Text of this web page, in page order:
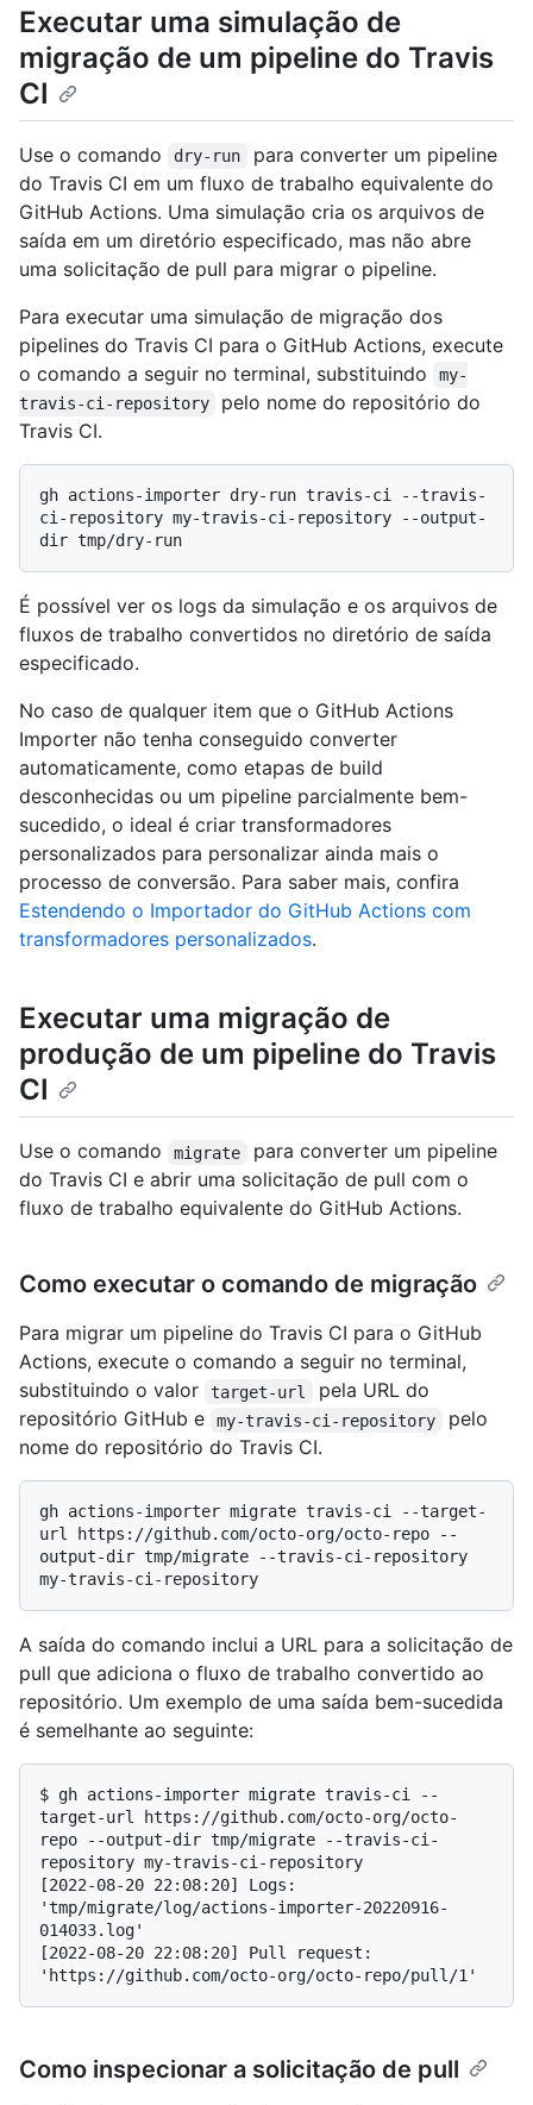
Executar uma simulação de
migração de um pipeline do Travis
CI
Use o comando dry-run
para converter um pipeline
do Travis CI em um fluxo de trabalho equivalente do
GitHub Actions. Uma simulação cria os arquivos de
saída em um diretório especificado, mas não abre
uma solicitação de pull para migrar o pipeline.
Para executar uma simulação de migração dos
pipelines do Travis CI para o GitHub Actions, execute
o comando a seguir no terminal, substituindo
my-
travis-ci-repository
pelo nome do repositório do
Travis CI.
gh actions-importer dry-run travis-ci --travis-
ci-repository my-travis-ci-repository --output-
É possível ver os logs da simulação e os arquivos de
fluxos de trabalho convertidos no diretório de saída
especificado.
No caso de qualquer item que o GitHub Actions
Importer não tenha conseguido converter
automaticamente, como etapas de build
desconhecidas ou um pipeline parcialmente bem-
sucedido, o ideal é criar transformadores
personalizados para personalizar ainda mais o
processo de conversão. Para saber mais, confira
Estendendo o Importador do GitHub Actions com
transformadores personalizados.
Executar uma migração de
produção de um pipeline do Travis
CI
Use o comando migrate
para converter um pipeline
do Travis CI e abrir uma solicitação de pull com o
fluxo de trabalho equivalente do GitHub Actions.
Como executar o comando de migração
Para migrar um pipeline do Travis CI para o GitHub
Actions, execute o comando a seguir no terminal,
substituindo o valor
target-url
pela URL do
repositório GitHub e
my-travis-ci-repository
pelo
nome do repositório do Travis CI.
gh actions-importer migrate travis-ci --target-
url https://github.com/octo-org/octo-repo --
output-dir tmp/migrate --travis-ci-repository
A saída do comando inclui a URL para a solicitação de
pull que adiciona o fluxo de trabalho convertido ao
repositório. Um exemplo de uma saída bem-sucedida
é semelhante ao seguinte:
$ gh actions-importer migrate travis-ci --
target-url https://github.com/octo-org/octo-
repo --output-dir tmp/migrate --travis-ci-
repository my-travis-ci-repository
[2022-08-20 22:08:20] Logs:
'tmp/migrate/log/actions-importer-20220916-
014033.log'
[2022-08-20 22:08:20] Pull request:
Como inspecionar a solicitação de pull